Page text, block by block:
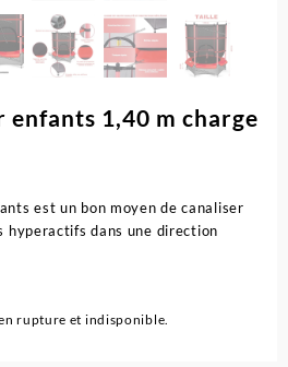
1,40 m charge
est un bon moyen de canaliser
hyperactifs dans une direction
rupture et indisponible.